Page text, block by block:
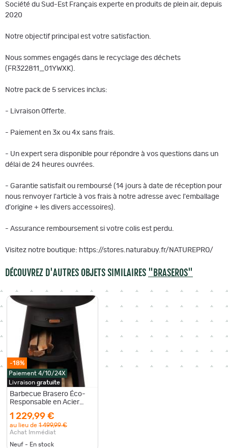
Société du Sud-Est Français experte en produits de plein air, depuis
2020
Notre objectif principal est votre satisfaction.
Nous sommes engagés dans le recyclage des déchets
(FR322811_01YWXK).
Notre pack de 5 services inclus:
- Livraison Offerte.
- Paiement en 3x ou 4x sans frais.
- Un expert sera disponible pour répondre à vos questions dans un
délai de 24 heures ouvrées.
- Garantie satisfait ou remboursé (14 jours à date de réception pour
nous renvoyer l'article à vos frais à notre adresse avec l'emballage
d'origine + les divers accessoires).
- Assurance remboursement si votre colis est perdu.
Visitez notre boutique: https://stores.naturabuy.fr/NATUREPRO/
DÉCOUVREZ D'AUTRES OBJETS SIMILAIRES "BRASEROS"
-18%
Paiement 4/10/24X
Livraison gratuite
Barbecue Brasero Éco-
Responsable en Acier
Plancha, Range-Bûches
LIVRAISON FREE
1 229,99 €
au lieu de 1 499,99 €
Achat Immédiat
Neuf - En stock